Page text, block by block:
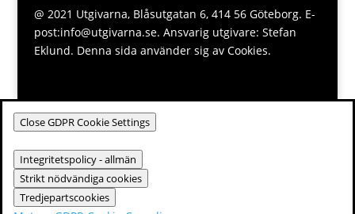
@ 2021 Utgivarna, Blåsutgatan 6, 414 56 Göteborg. E-
post:info@utgivarna.se. Ansvarig utgivare: Stefan
Eklund. Denna sida använder sig av Cookies.
Close GDPR Cookie Settings
Integritetspolicy - allmän
Strikt nödvändiga cookies
Tredjepartscookies